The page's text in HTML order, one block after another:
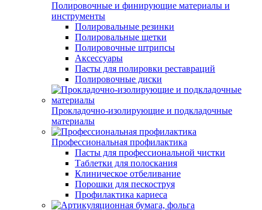
Полировочные и финирующие материалы и
инструменты
Полировальные резинки
Полировальные щетки
Полировочные штрипсы
Аксессуары
Пасты для полировки реставраций
Полировочные диски
Прокладочно-изолирующие и подкладочные
материалы
Профессиональная профилактика
Пасты для профессиональной чистки
Таблетки для полоскания
Клиническое отбеливание
Порошки для пескоструя
Профилактика кариеса